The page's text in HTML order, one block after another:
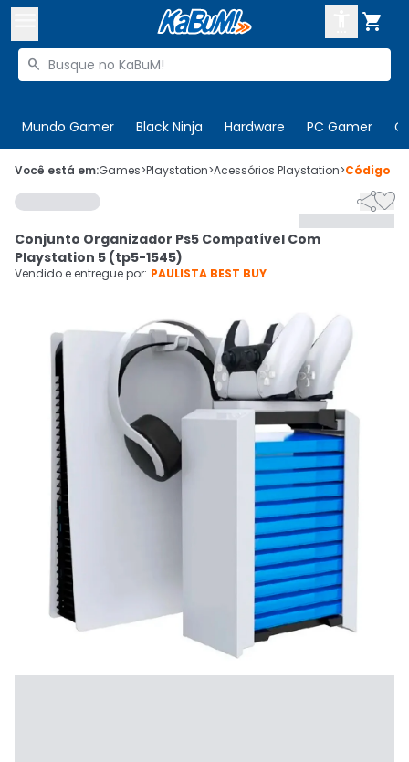

Buscar produtos

Mundo Gamer Black Ninja Hardware PC Gamer
 Olá. Acesse sua conta
 Departamentos
Cupons
Ativar tradutor em libras
CADASTRE-SE
Você está em:Games>Playstation>Acessórios Playstation>Código

Conjunto Organizador Ps5 Compatível Com
Playstation 5 (tp5-1545)
Vendido e entregue por: PAULISTA BEST BUY